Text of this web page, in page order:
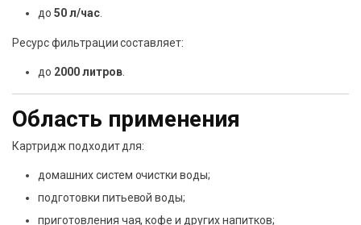
до 50 л/час.
Ресурс фильтрации составляет:
до 2000 литров.
Область применения
Картридж подходит для:
домашних систем очистки воды;
подготовки питьевой воды;
приготовления чая, кофе и других напитков;